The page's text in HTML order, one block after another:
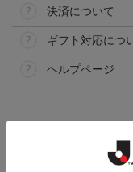
決済について
ギフト対応につ
ヘルプページ